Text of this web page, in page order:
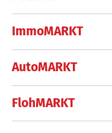
ImmoMARKT
AutoMARKT
FlohMARKT